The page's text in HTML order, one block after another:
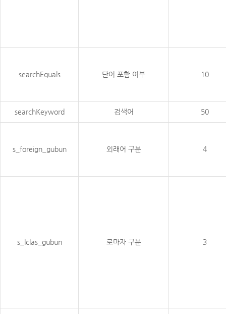
searchEquals 단어 포함 여부 10
searchKeyword 검색어 50
s_foreign_gubun 외래어 구분 4
s_lclas_gubun 로마자 구분 3